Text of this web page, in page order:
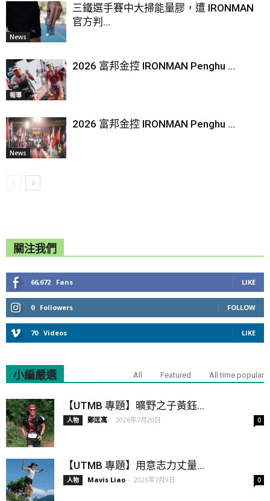
News
三鐵選手賽中大掃能量膠，遭 IRONMAN
官方判...
報導
2026 富邦金控 IRONMAN Penghu ...
News
2026 富邦金控 IRONMAN Penghu ...
關注我們
66,672 Fans LIKE
0 Followers FOLLOW
70 Videos LIKE
小編嚴選 All Featured All time popular
【UTMB 專題】曠野之子黃鈺...
人物 鄭匡寓 - 2026年7月20日 0
【UTMB 專題】用意志力丈量...
人物 Mavis Liao - 2026年7月9日 0